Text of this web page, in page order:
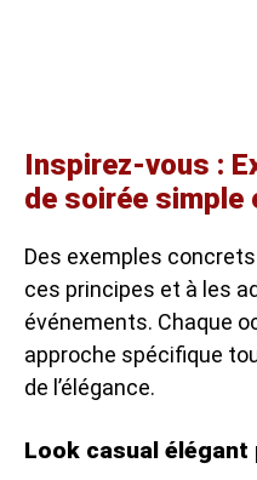
Inspirez-vous :
de soirée simple
Des exemples
ces principes et à les
événements. Chaque
approche spécifique
de l’élégance.
Look casual élégant